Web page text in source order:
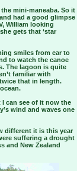
mini-maneaba. So it
had a good glimpse
William looking
gets that ‘star
smiles from ear to
to watch the canoe
The lagoon is quite
familiar with
that in length.
can see of it now the
wind and waves one
different it is this year
suffering a drought
and New Zealand